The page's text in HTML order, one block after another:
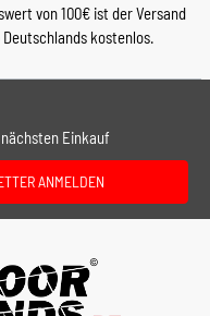
von 100€ ist der Versand
kostenlos.
Einkauf
ANMELDEN